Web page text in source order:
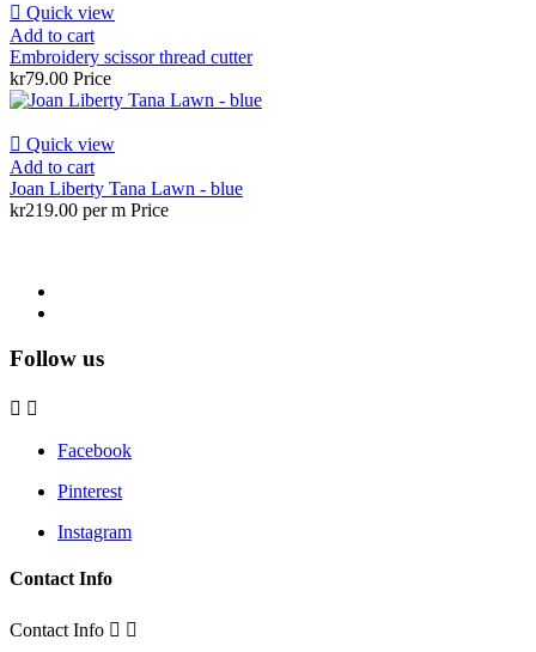
 Quick view
Add to cart
Embroidery scissor thread cutter
kr79.00 Price
 Quick view
Add to cart
Joan Liberty Tana Lawn - blue
kr219.00 per m Price
Follow us
 
Facebook
Pinterest
Instagram
Contact Info
Contact Info  